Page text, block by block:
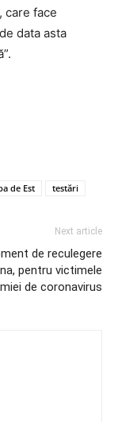
care face
data asta
de Est testări
Next article
de reculegere
pentru victimele
de coronavirus